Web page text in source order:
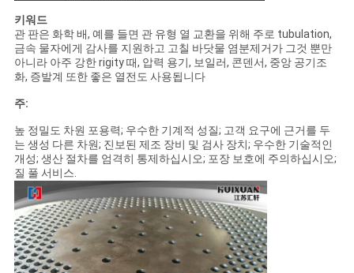
키워드
관 판은 화학 배, 예를 들면 관 유형 열 교환을 위해 주로 tubulation,
금속 물자에게 감사를 지원하고 고칠 바닷물 염분제거가 그것 뿐만
아니라 아주 강한 rigity 때, 압력 용기, 보일러, 콘덴서, 중앙 공기조
화, 증발계 또한 좋은 열전도 사용됩니다
주:
높 정밀도 차원 포용력; 우수한 기계적 성질; 고객 요구에 근거를 두
는 생성 다른 차원; 진보된 제조 장비 및 검사 장치; 우수한 기술적인
개성; 생산 절차를 엄격히 통제하십시오; 포장 보호에 주의하십시오;
질 풀 서비스.